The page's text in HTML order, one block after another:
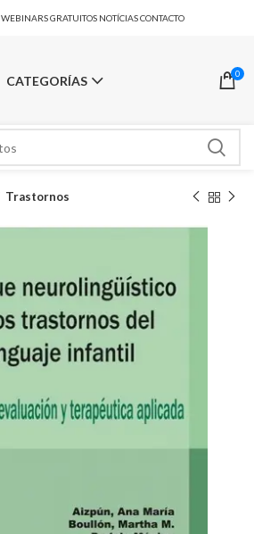
WEBINARS GRATUITOS NOTÍCIASCONTACTO
CATEGORÍAS 0
Trastornos